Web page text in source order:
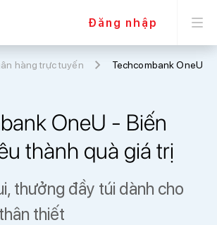
Đăng nhập
hàng trực tuyến Techcombank OneU
OneU - Biến
thành quà giá trị
thưởng đầy túi dành cho
thiết